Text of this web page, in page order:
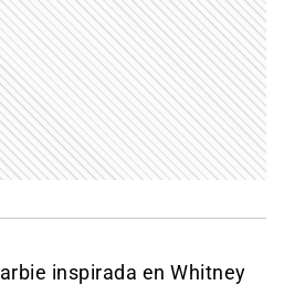
inspirada en Whitney